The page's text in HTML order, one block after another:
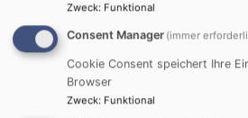
Zweck: Funktional
Consent Manager (immer
Cookie Consent speichert Ihre
Browser
Zweck: Funktional